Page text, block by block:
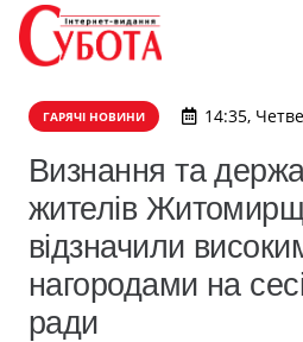
ГАРЯЧІ НОВИНИ 14:35,
Визнання та
жителів
відзначили
нагородами на
ради